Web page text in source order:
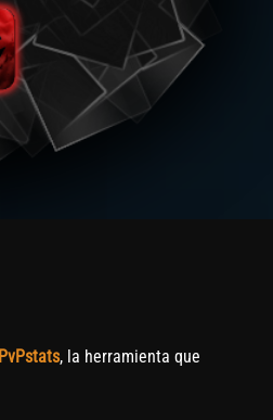
PvPstats, la herramienta que